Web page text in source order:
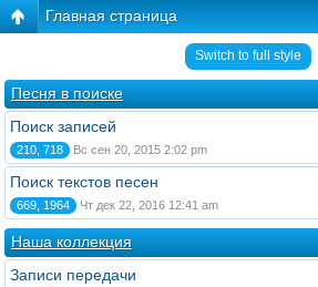
Главная страница
Switch to full style
Песня в поиске
Поиск записей
210, 718 Вс сен 20, 2015 2:02 pm
Поиск текстов песен
669, 1964 Чт дек 22, 2016 12:41 am
Наша коллекция
Записи передачи